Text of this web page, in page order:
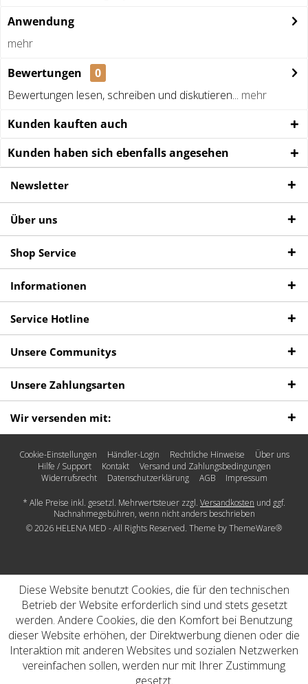
Anwendung
mehr
Bewertungen
0
Bewertungen lesen, schreiben und diskutieren... mehr
Kunden kauften auch
Kunden haben sich ebenfalls angesehen
Newsletter
Über uns
Shop Service
Informationen
Service Hotline
Unsere Communitys
Unsere Zahlungsarten
Wir versenden mit:
Cookie-Einstellungen Händler-Login Rechtliche Hinweise
Über uns
Hilfe / Support
Kontakt
Versand und Zahlungsbedingungen
Widerrufsrecht
Datenschutz­erklärung AGB Impressum
* Alle Preise inkl. gesetzl. Mehrwertsteuer zzgl. Versandkosten und ggf.
Nachnahmegebühren, wenn nicht anders beschrieben
© 2026 HELENA MED - All Rights Reserved. Theme byThemeWare®
Diese Website benutzt Cookies, die für den technischen
Betrieb der Website erforderlich sind und stets gesetzt
werden. Andere Cookies, die den Komfort bei Benutzung
dieser Website erhöhen, der Direktwerbung dienen oder die
Interaktion mit anderen Websites und sozialen Netzwerken
vereinfachen sollen, werden nur mit Ihrer Zustimmung
gesetzt.